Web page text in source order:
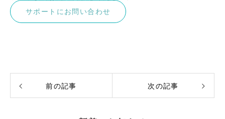
サポートにお問い合わせ
前の記事 次の記事